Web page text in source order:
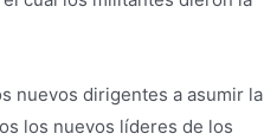
nuevos dirigentes a asumir la
los nuevos líderes de los